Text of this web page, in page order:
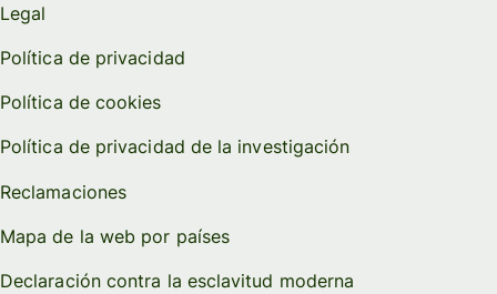
Legal
Política de privacidad
Política de cookies
Política de privacidad de la investigación
Reclamaciones
Mapa de la web por países
Declaración contra la esclavitud moderna